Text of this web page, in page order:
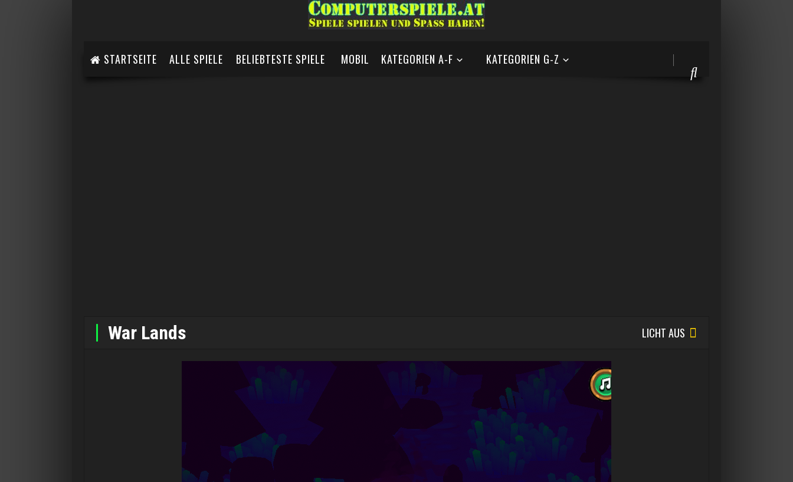
STARTSEITE ALLE SPIELE BELIEBTESTE SPIELE MOBIL KATEGORIEN A-F KATEGORIEN G-Z
War Lands LICHT AUS